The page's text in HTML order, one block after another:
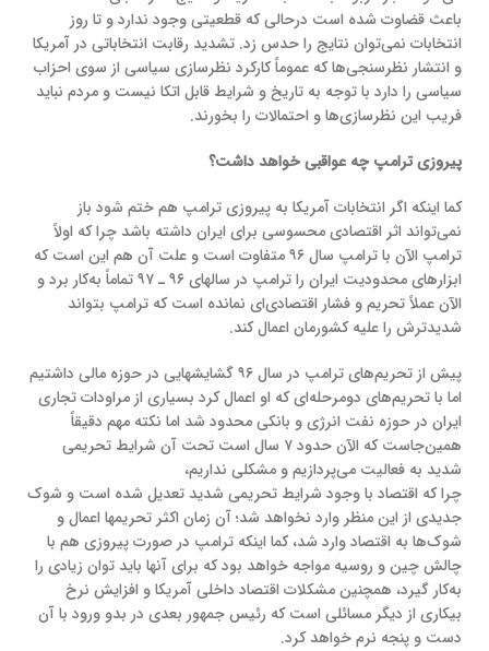
باعث قضاوت شده است درحالی که قطعیتی وجود ندارد و تا روز
انتخابات نمی‌توان نتایج را حدس زد. تشدید رقابت انتخاباتی در آمریکا
و انتشار نظرسنجی‌ها که عموماً کارکرد نظرسازی سیاسی از سوی احزاب
سیاسی را دارد با توجه به تاریخ و شرایط قابل اتکا نیست و مردم نباید
فریب این نظرسازی‌ها و احتمالات را بخورند.
پیروزی ترامپ چه عواقبی خواهد داشت؟
کما اینکه اگر انتخابات آمریکا به پیروزی ترامپ هم ختم شود باز
نمی‌تواند اثر اقتصادی محسوسی برای ایران داشته باشد چرا که اولاً
ترامپ الآن با ترامپ سال ۹۶ متفاوت است و علت آن هم این است که
ابزارهای محدودیت ایران را ترامپ در سالهای ۹۶ ـ ۹۷ تماماً به‌کار برد و
الآن عملاً تحریم و فشار اقتصادی‌ای نمانده است که ترامپ بتواند
شدیدترش را علیه کشورمان اعمال کند.
پیش از تحریم‌های ترامپ در سال ۹۶ گشایشهایی در حوزه مالی داشتیم
اما با تحریم‌های دومرحله‌ای که او اعمال کرد بسیاری از مراودات تجاری
ایران در حوزه نفت انرژی و بانکی محدود شد اما نکته مهم دقیقاً
همین‌جاست که الآن حدود ۷ سال است تحت آن شرایط تحریمی
شدید به فعالیت می‌پردازیم و مشکلی نداریم،
چرا که اقتصاد با وجود شرایط تحریمی شدید تعدیل شده است و شوک
جدیدی از این منظر وارد نخواهد شد؛ آن زمان اکثر تحریمها اعمال و
شوک‌ها به اقتصاد وارد شد، کما اینکه ترامپ در صورت پیروزی هم با
چالش چین و روسیه مواجه خواهد بود که برای آنها باید توان زیادی را
به‌کار گیرد، همچنین مشکلات اقتصاد داخلی آمریکا و افزایش نرخ
بیکاری از دیگر مسائلی است که رئیس جمهور بعدی در بدو ورود با آن
دست و پنجه نرم خواهد کرد.